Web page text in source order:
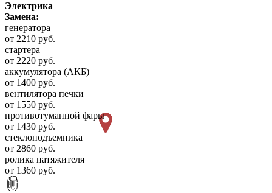
Электрика
Замена:
генератора
от 2210 руб.
стартера
от 2220 руб.
аккумулятора (АКБ)
от 1400 руб.
вентилятора печки
от 1550 руб.
противотуманной фары
от 1430 руб.
стеклоподъемника
от 2860 руб.
ролика натяжителя
от 1360 руб.